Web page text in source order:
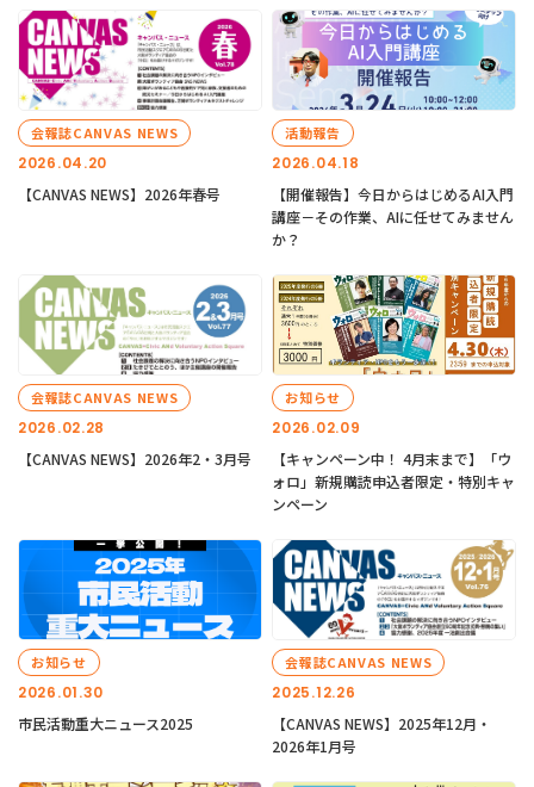
2026.04.20
会報誌CANVAS NEWS
【CANVAS NEWS】2026年春号
2026.04.18
活動報告
【開催報告】今日からはじめるAI入門
講座－その作業、AIに任せてみません
か？
2026.02.28
会報誌CANVAS NEWS
【CANVAS NEWS】2026年2・3月号
2026.02.09
お知らせ
【キャンペーン中！ 4月末まで】「ウ
ォロ」新規購読申込者限定・特別キャ
ンペーン
2026.01.30
お知らせ
市民活動重大ニュース2025
2025.12.26
会報誌CANVAS NEWS
【CANVAS NEWS】2025年12月・
2026年1月号